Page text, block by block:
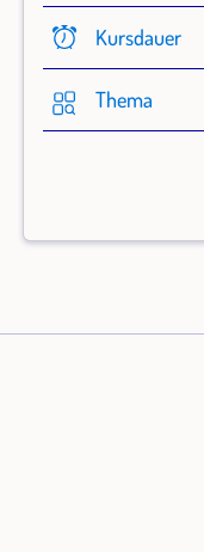
Kursdauer
Thema